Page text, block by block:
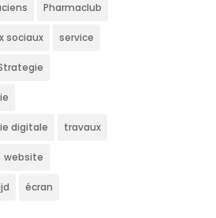
Pharmaclub
sociaux service
digitale travaux
website
écran